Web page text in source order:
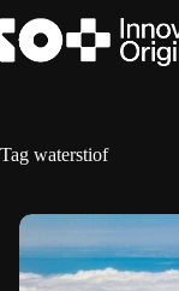
naar
de
Tag waterstiof